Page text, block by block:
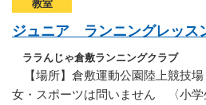
教室
ジュニア ランニングレッス
ララんじゃ倉敷ランニングクラブ
【場所】倉敷運動公園陸上競技
女・スポーツは問いません 〈小学